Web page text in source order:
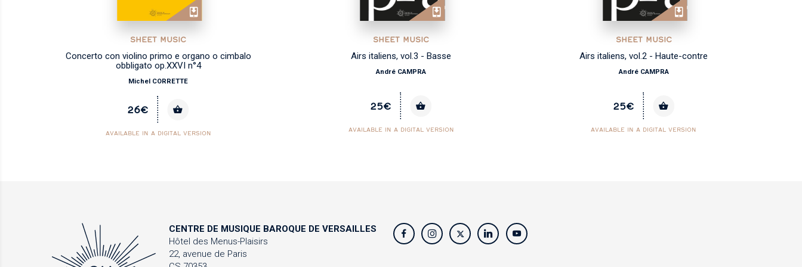
SHEET MUSIC
Concerto con violino primo e organo o cimbalo
obbligato op.XXVI n°4
Michel CORRETTE
26€
AVAILABLE IN A DIGITAL VERSION
SHEET MUSIC
Airs italiens, vol.3 - Basse
André CAMPRA
25€
AVAILABLE IN A DIGITAL VERSION
SHEET MUSIC
Airs italiens, vol.2 - Haute-contre
André CAMPRA
25€
AVAILABLE IN A DIGITAL VERSION
CENTRE DE MUSIQUE BAROQUE DE VERSAILLES
Hôtel des Menus-Plaisirs
22, avenue de Paris